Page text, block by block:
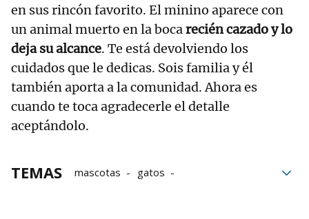
en sus rincón favorito. El minino aparece con
un animal muerto en la bocarecién cazado y lo
deja su alcance. Te está devolviendo los
cuidados que le dedicas. Sois familia y él
también aporta a la comunidad. Ahora es
cuando te toca agradecerle el detalle
aceptándolo.
TEMAS mascotas
gatos